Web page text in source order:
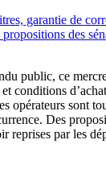
garantie de
des
public, ce
conditions
opérateurs sont
Des
reprises par les